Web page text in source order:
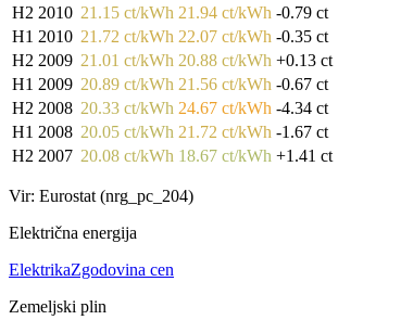
H2 2010 21.15 ct/kWh 21.94 ct/kWh -0.79 ct
H1 2010 21.72 ct/kWh 22.07 ct/kWh -0.35 ct
H2 2009 21.01 ct/kWh 20.88 ct/kWh +0.13 ct
H1 2009 20.89 ct/kWh 21.56 ct/kWh -0.67 ct
H2 2008 20.33 ct/kWh 24.67 ct/kWh -4.34 ct
H1 2008 20.05 ct/kWh 21.72 ct/kWh -1.67 ct
H2 2007 20.08 ct/kWh 18.67 ct/kWh +1.41 ct
Vir: Eurostat (nrg_pc_204)
Električna energija
ElektrikaZgodovina cen
Zemeljski plin